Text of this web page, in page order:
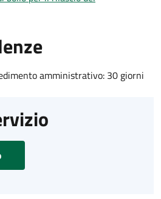
amministrativo: 30 giorni